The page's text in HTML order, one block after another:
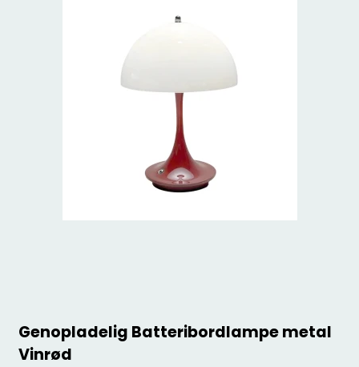
Genopladelig Batteribordlampe metal
Vinrød